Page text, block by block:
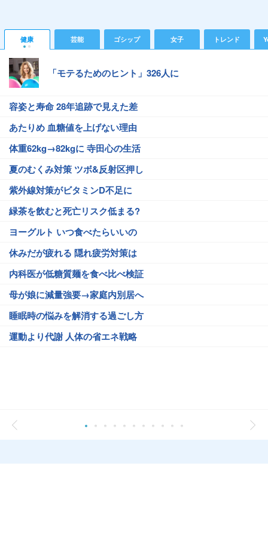
健康 芸能 ゴシップ 女子 トレンド
「モテるためのヒント」326人に
容姿と寿命 28年追跡で見えた差
あたりめ 血糖値を上げない理由
体重62kg→82kgに 寺田心の生活
夏のむくみ対策 ツボ&反射区押し
紫外線対策がビタミンD不足に
緑茶を飲むと死亡リスク低まる?
ヨーグルト いつ食べたらいいの
休みだが疲れる 隠れ疲労対策は
内科医が低糖質麺を食べ比べ検証
母が娘に減量強要→家庭内別居へ
睡眠時の悩みを解消する過ごし方
運動より代謝 人体の省エネ戦略